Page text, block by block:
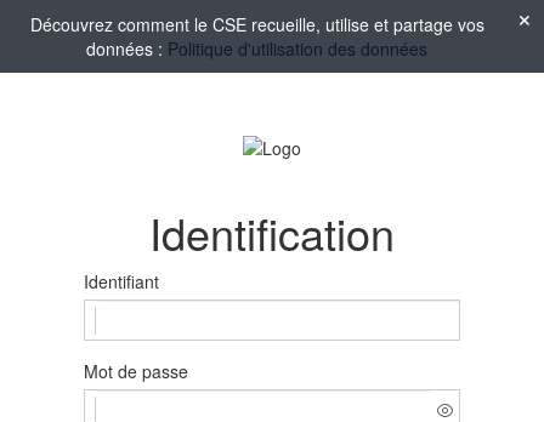
Découvrez comment le CSE recueille, utilise et partage vos
données : Politique d'utilisation des données
Identification
Identifiant
Mot de passe